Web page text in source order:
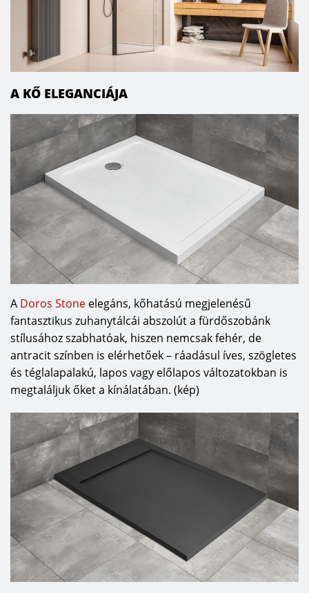
A KŐ ELEGANCIÁJA
A Doros Stone elegáns, kőhatású megjelenésű
fantasztikus zuhanytálcái abszolút a fürdőszobánk
stílusához szabhatóak, hiszen nemcsak fehér, de
antracit színben is elérhetőek – ráadásul íves, szögletes
és téglalapalakú, lapos vagy előlapos változatokban is
megtaláljuk őket a kínálatában. (kép)